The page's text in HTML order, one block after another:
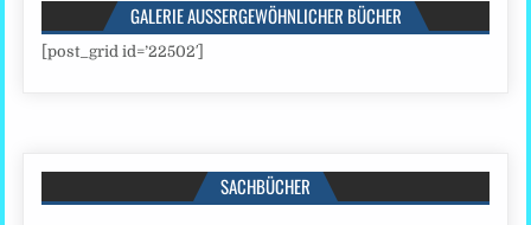
GALERIE AUSSERGEWÖHNLICHER BÜCHER
[post_grid id=’22502′]
SACHBÜCHER